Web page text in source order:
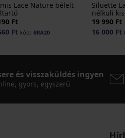
Lace Nature bélelt
Ft
Ft kód: BRA20
Siluette
nélküli
19 990 Ft
16 000 Ft
és visszaküldés ingyen
gyors, egyszerű